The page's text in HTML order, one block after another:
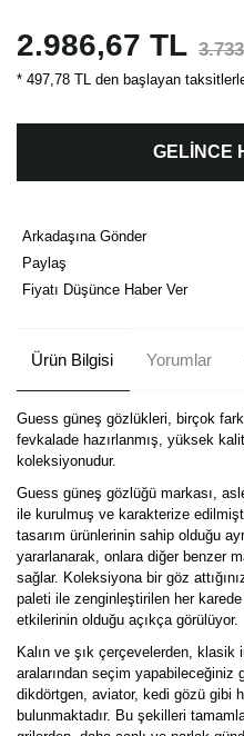
2.986,67 TL
* 497,78 TL den başlayan
GELİNCE
Arkadaşına Gönder
Paylaş
Fiyatı Düşünce Haber Ver
Ürün Bilgisi Yorumlar
Guess güneş gözlükleri, birçok
fevkalade hazırlanmış, yüksek
koleksiyonudur.
Guess güneş gözlüğü markası,
ile kurulmuş ve karakterize
tasarım ürünlerinin sahip olduğu
yararlanarak, onlara diğer benzer
sağlar. Koleksiyona bir göz
paleti ile zenginleştirilen her
etkilerinin olduğu açıkça görülüyor.
Kalın ve şık çerçevelerden,
aralarından seçim
dikdörtgen, aviator, kedi gözü gibi
bulunmaktadır. Bu şekilleri